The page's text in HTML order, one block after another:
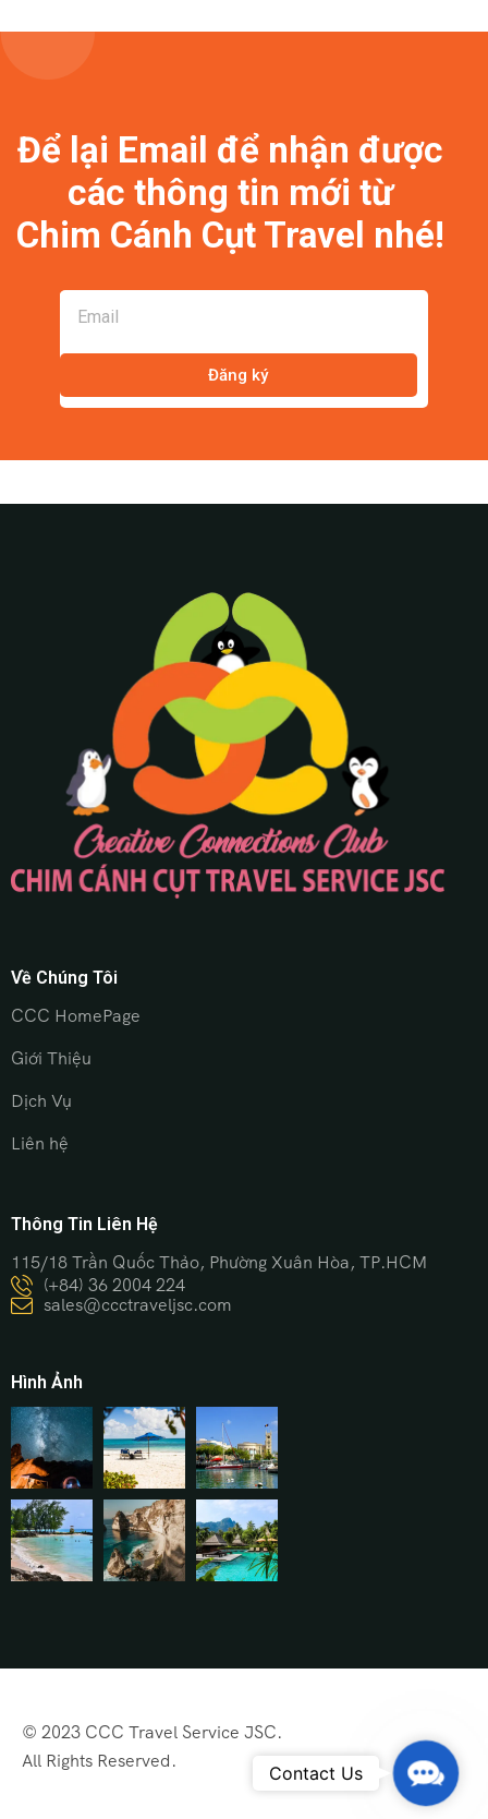
Để lại Email để nhận được
các thông tin mới từ
Chim Cánh Cụt Travel nhé!
Đăng ký
Về Chúng Tôi
CCC HomePage
Giới Thiệu
Dịch Vụ
Liên hệ
Thông Tin Liên Hệ
115/18 Trần Quốc Thảo, Phường Xuân Hòa, TP.HCM
(+84) 36 2004 224
sales@ccctraveljsc.com
Hình Ảnh
© 2023 CCC Travel Service JSC.
All Rights Reserved.
Us
Contact Us